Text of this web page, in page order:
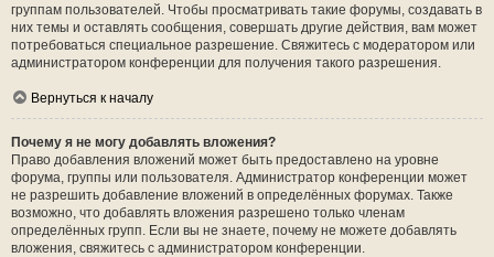
группам пользователей. Чтобы просматривать такие форумы, создавать в
них темы и оставлять сообщения, совершать другие действия, вам может
потребоваться специальное разрешение. Свяжитесь с модератором или
администратором конференции для получения такого разрешения.
Вернуться к началу
Почему я не могу добавлять вложения?
Право добавления вложений может быть предоставлено на уровне
форума, группы или пользователя. Администратор конференции может
не разрешить добавление вложений в определённых форумах. Также
возможно, что добавлять вложения разрешено только членам
определённых групп. Если вы не знаете, почему не можете добавлять
вложения, свяжитесь с администратором конференции.